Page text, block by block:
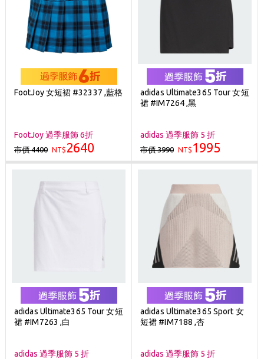
FootJoy 女短裙 #32337 ,藍格
FootJoy 過季服飾 6折
市價 4400 NT$ 2640
adidas Ultimate365 Tour 女短
裙 #IM7264 ,黑
adidas 過季服飾 5 折
市價 3990 NT$ 1995
adidas Ultimate365 Tour 女短
裙 #IM7263 ,白
adidas 過季服飾 5 折
adidas Ultimate365 Sport 女
短裙 #IM7188 ,杏
adidas 過季服飾 5 折